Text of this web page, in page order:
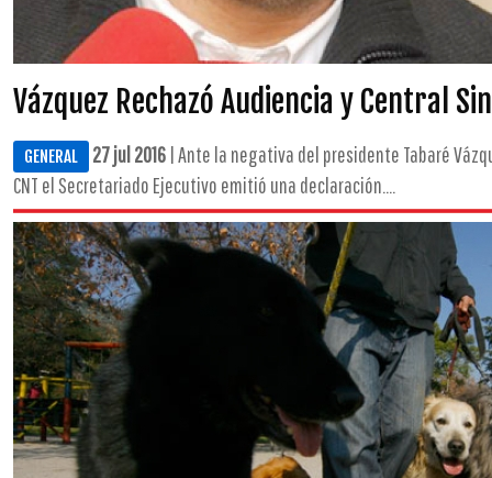
Vázquez Rechazó Audiencia y Central
GENERAL 27 jul 2016 | Ante la negativa del presidente Tabaré
CNT el Secretariado Ejecutivo emitió una declaración....